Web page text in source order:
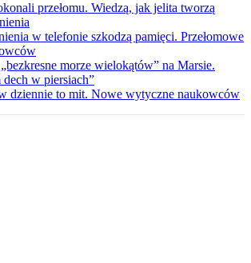
przełomu. Wiedzą, jak jelita tworzą
w telefonie szkodzą pamięci. Przełomowe
morze wielokątów” na Marsie.
dech w piersiach”
dziennie to mit. Nowe wytyczne naukowców